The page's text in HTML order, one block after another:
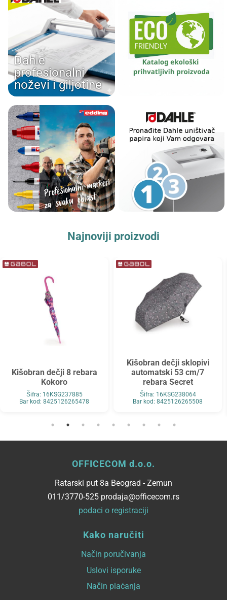
Dahle
profesionalni
noževi i giljotine
Najnoviji proizvodi
Kišobran dečji 8 rebara
Kokoro
Šifra: 16KSG237885
Bar kod: 8425126265478
Kišobran dečji sklopivi
automatski 53 cm/7
rebara Secret
Šifra: 16KSG238064
Bar kod: 8425126265508
OFFICECOM d.o.o.
Ratarski put 8a Beograd - Zemun
011/3770-525 prodaja@officecom.rs
podaci o registraciji
Kako naručiti
Način poručivanja
Uslovi isporuke
Način plaćanja